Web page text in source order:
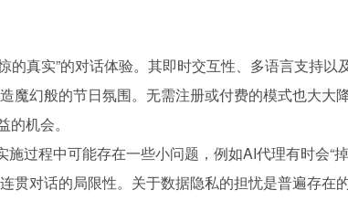
的真实”的对话体验。其即时交互性、多语言支持
魔幻般的节日氛围。无需注册或付费的模式也大大
机会。
过程中可能存在一些小问题，例如AI代理有时会“
贯对话的局限性。关于数据隐私的担忧是普遍存在